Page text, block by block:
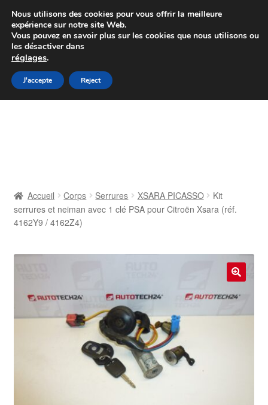
Colissimo livraison à partir de 7 EUR
Du lundi au vendredi de 9 h à 16 h
Aller
à
Aller
au
Contact
Accueil Corps Serrures XSARA PICASSO
Kit
serrures et neiman avec 1 clé PSA pour Citroën Xsara (réf.
4162Y9 / 4162Z4)
Nous utilisons des cookies pour vous offrir la meilleure
expérience sur notre site Web.
Vous pouvez en savoir plus sur les cookies que nous utilisons ou
les désactiver dans
réglages.
J'accepte Reject